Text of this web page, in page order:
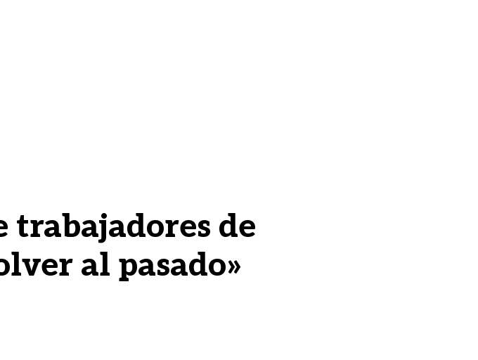
trabajadores de
al pasado»